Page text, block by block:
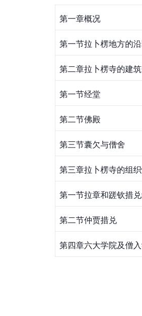
第一章概况
第一节拉卜楞地方的
第二章拉卜楞寺的建
第一节经堂
第二节佛殿
第三节囊欠与僧舍
第三章拉卜楞寺的组
第一节拉章和蹉钦措
第二节仲贾措兑
第四章六大学院及僧